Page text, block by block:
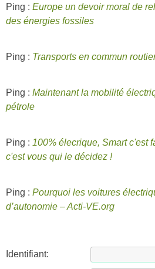
Ping : Europe un devoir moral de
des énergies fossiles
Ping : Transports en commun
Ping : Maintenant la mobilité
pétrole
Ping : 100% élecrique, Smart c'est
c'est vous qui le décidez !
Ping : Pourquoi les voitures
d’autonomie – Acti-VE.org
Identifiant: